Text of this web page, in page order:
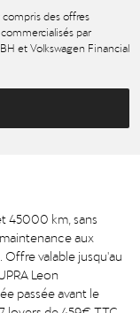
des offres
par
et Volkswagen Financial
45000 km, sans
aux
valable jusqu'au
Leon
passée avant le